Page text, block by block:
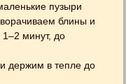
пузыри
блины и
1–2 минут, до
держим в тепле до